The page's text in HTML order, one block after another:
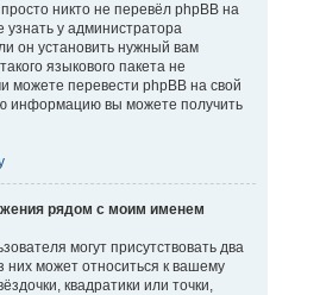
никто не перевёл phpBB на
у администратора
он установить нужный вам
языкового пакета не
можете перевести phpBB на свой
информацию вы можете получить
рядом с моим именем
могут присутствовать два
может относиться к вашему
квадратики или точки,